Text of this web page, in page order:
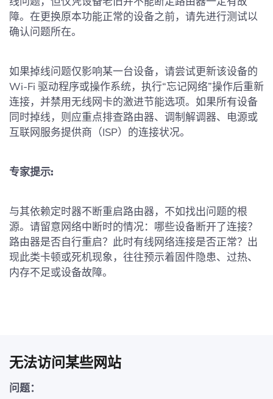
障。在更换原本功能正常的设备之前，请先进行测试以
确认问题所在。
如果掉线问题仅影响某一台设备，请尝试更新该设备的
Wi-Fi 驱动程序或操作系统，执行“忘记网络”操作后重新
连接，并禁用无线网卡的激进节能选项。如果所有设备
同时掉线，则应重点排查路由器、调制解调器、电源或
互联网服务提供商（ISP）的连接状况。
专家提示:
与其依赖定时器不断重启路由器，不如找出问题的根
源。请留意网络中断时的情况：哪些设备断开了连接？
路由器是否自行重启？此时有线网络连接是否正常？出
现此类卡顿或死机现象，往往预示着固件隐患、过热、
内存不足或设备故障。
无法访问某些网站
问题：